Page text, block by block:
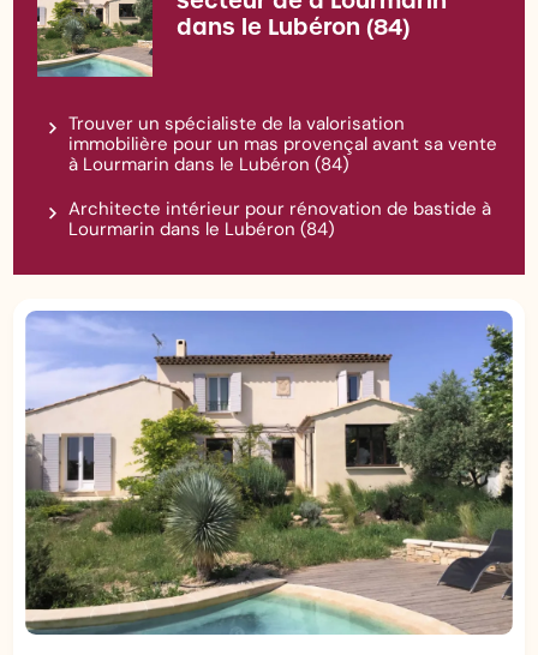
dans le Lubéron (84)
Trouver un spécialiste de la valorisation
immobilière pour un mas provençal avant sa vente
à Lourmarin dans le Lubéron (84)
Architecte intérieur pour rénovation de bastide à
Lourmarin dans le Lubéron (84)